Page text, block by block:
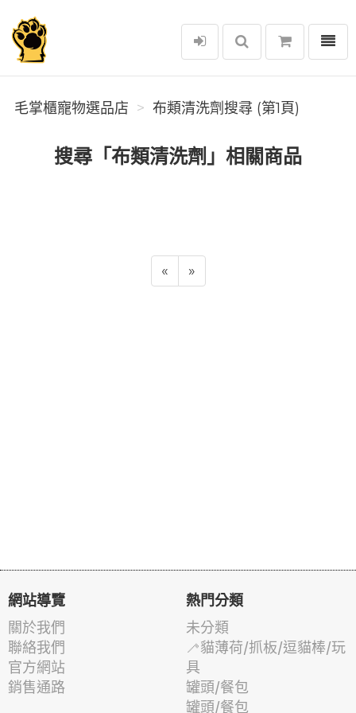
毛掌櫃寵物選品店
選單
毛掌櫃寵物選品店 布類清洗劑搜尋 (第1頁)
搜尋「布類清洗劑」相關商品
« »
網站導覽
關於我們
聯絡我們
官方網站
銷售通路
熱門分類
未分類
🦯貓薄荷/抓板/逗貓棒/玩
具
罐頭/餐包
罐頭/餐包